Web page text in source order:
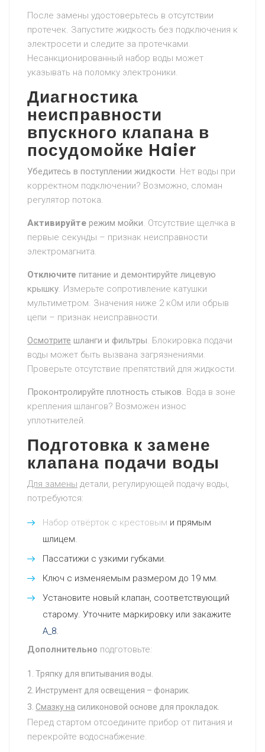
После замены удостоверьтесь в отсутствии
протечек. Запустите жидкость без подключения к
электросети и следите за протечками.
Несанкционированный набор воды может
указывать на поломку электроники.
Диагностика
неисправности
впускного клапана в
посудомойке Haier
Убедитесь в поступлении жидкости. Нет воды при
корректном подключении? Возможно, сломан
регулятор потока.
Активируйте режим мойки. Отсутствие щелчка в
первые секунды – признак неисправности
электромагнита.
Отключите питание и демонтируйте лицевую
крышку. Измерьте сопротивление катушки
мультиметром. Значения ниже 2 кОм или обрыв
цепи – признак неисправности.
Осмотрите шланги и фильтры. Блокировка подачи
воды может быть вызвана загрязнениями.
Проверьте отсутствие препятствий для жидкости.
Проконтролируйте плотность стыков. Вода в зоне
крепления шлангов? Возможен износ
уплотнителей.
Подготовка к замене
клапана подачи воды
Для замены детали, регулирующей подачу воды,
потребуются:
Набор отвёрток с крестовым и прямым
шлицем.
Пассатижи с узкими губками.
Ключ с изменяемым размером до 19 мм.
Установите новый клапан, соответствующий
старому. Уточните маркировку или закажите
A_8.
Дополнительно подготовьте:
Тряпку для впитывания воды.
Инструмент для освещения – фонарик.
Смазку на силиконовой основе для прокладок.
Перед стартом отсоедините прибор от питания и
перекройте водоснабжение.